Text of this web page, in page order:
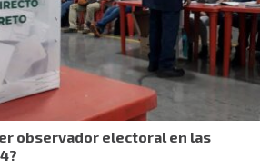
observador electoral en las